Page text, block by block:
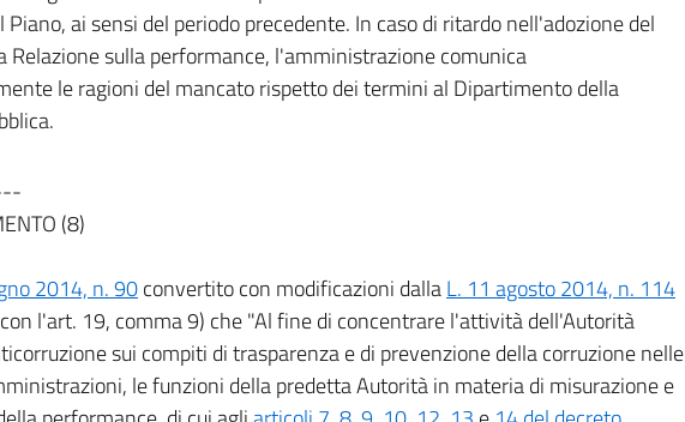
Piano, ai sensi del periodo precedente. In caso di ritardo nell'adozione del
Relazione sulla performance, l'amministrazione comunica
le ragioni del mancato rispetto dei termini al Dipartimento della
(8)
2014, n. 90convertito con modificazioni dallaL. 11 agosto 2014, n. 114
l'art. 19, comma 9) che "Al fine di concentrare l'attività dell'Autorità
sui compiti di trasparenza e di prevenzione della corruzione nelle
le funzioni della predetta Autorità in materia di misurazione e